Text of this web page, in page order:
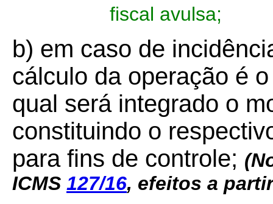
fiscal avulsa;
b) em caso de
cálculo da operação é
qual será integrado o
constituindo o
para fins de controle;
ICMS 127/16, efeitos a